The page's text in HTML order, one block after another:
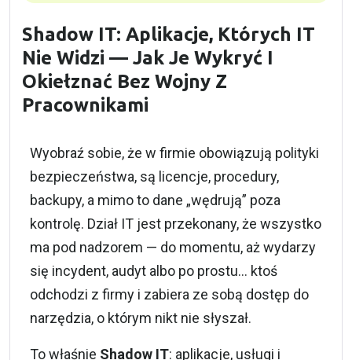
Shadow IT: Aplikacje, Których IT
Nie Widzi — Jak Je Wykryć I
Okiełznać Bez Wojny Z
Pracownikami
Wyobraź sobie, że w firmie obowiązują polityki
bezpieczeństwa, są licencje, procedury,
backupy, a mimo to dane „wędrują” poza
kontrolę. Dział IT jest przekonany, że wszystko
ma pod nadzorem — do momentu, aż wydarzy
się incydent, audyt albo po prostu… ktoś
odchodzi z firmy i zabiera ze sobą dostęp do
narzędzia, o którym nikt nie słyszał.
To właśnie Shadow IT: aplikacje, usługi i